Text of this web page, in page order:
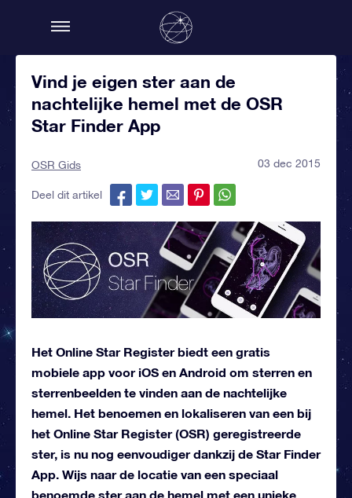
Vind je eigen ster aan de
nachtelijke hemel met de OSR
Star Finder App
OSR Gids 03 dec 2015
Deel dit artikel
Het Online Star Register biedt een gratis
mobiele app voor iOS en Android om sterren en
sterrenbeelden te vinden aan de nachtelijke
hemel. Het benoemen en lokaliseren van een bij
het Online Star Register (OSR) geregistreerde
ster, is nu nog eenvoudiger dankzij de Star Finder
App. Wijs naar de locatie van een speciaal
benoemde ster aan de hemel met een unieke